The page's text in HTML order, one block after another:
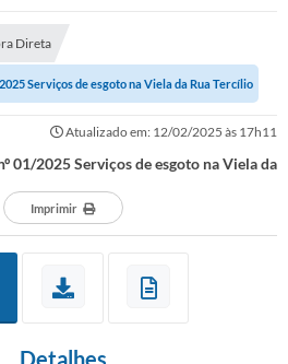
Direta
Serviços de esgoto na Viela da Rua Tercílio
Atualizado em: 12/02/2025 às 17h11
01/2025 Serviços de esgoto na Viela da
Imprimir
Detalhes